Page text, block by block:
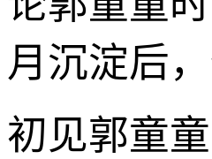
月沉淀后
初见郭童